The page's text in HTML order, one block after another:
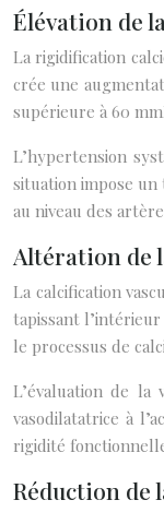
Élévation de
La rigidification
crée une
supérieure à 60
L’hypertension
situation impose
au niveau des
Altération de
La calcification
tapissant
le processus de
L’évaluation de
vasodilatatrice à
rigidité
Réduction de